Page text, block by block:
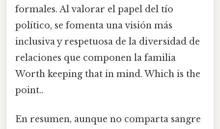
formales. Al valorar el papel del tío
político, se fomenta una visión más
inclusiva y respetuosa de la diversidad de
relaciones que componen la familia
Worth keeping that in mind. Which is the
point..
En resumen, aunque no comparta sangre